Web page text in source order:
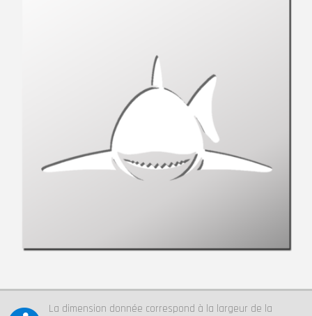
La dimension donnée correspond à la largeur de la